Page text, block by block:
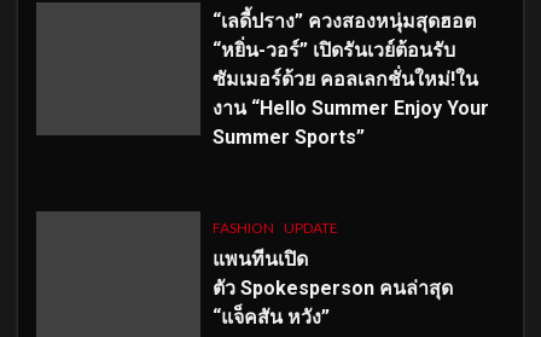
“เลดี้ปราง” ควงสองหนุ่มสุดฮอต
“หยิ่น-วอร์” เปิดรันเวย์ต้อนรับ
ซัมเมอร์ด้วย คอลเลกชั่นใหม่!ใน
งาน “Hello Summer Enjoy Your
Summer Sports”
FASHION UPDATE
แพนทีนเปิด
ตัว Spokesperson คนล่าสุด
“แจ็คสัน หวัง”